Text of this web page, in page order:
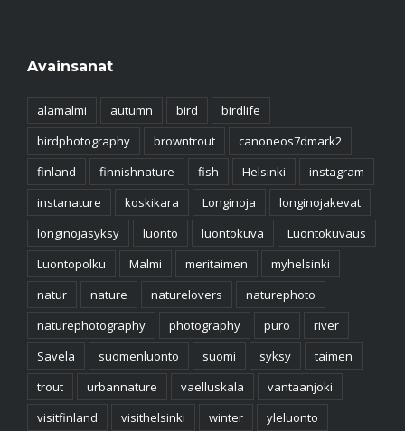
Avainsanat
alamalmi autumn bird
birdlife
birdphotography
browntrout
canoneos7dmark2
finland
finnishnature fish Helsinki
instagram
instanature
koskikara Longinoja
longinojakevat
longinojasyksy
luonto luontokuva
Luontokuvaus
Luontopolku
Malmi meritaimen
myhelsinki
natur
nature naturelovers
naturephoto
naturephotography
photography puro
river
Savela
suomenluonto suomi syksy
taimen
trout
urbannature vaelluskala
vantaanjoki
visitfinland
visithelsinki winter yleluonto